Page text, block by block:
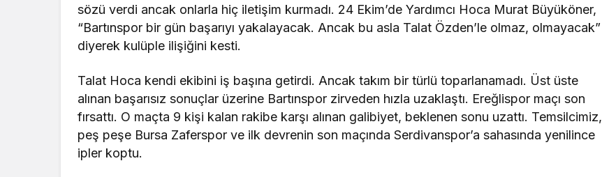
sözü verdi ancak onlarla hiç iletişim kurmadı. 24 Ekim’de Yardımcı Hoca Murat Büyüköner,
“Bartınspor bir gün başarıyı yakalayacak. Ancak bu asla Talat Özden’le olmaz, olmayacak”
diyerek kulüple ilişiğini kesti.
Talat Hoca kendi ekibini iş başına getirdi. Ancak takım bir türlü toparlanamadı. Üst üste
alınan başarısız sonuçlar üzerine Bartınspor zirveden hızla uzaklaştı. Ereğlispor maçı son
fırsattı. O maçta 9 kişi kalan rakibe karşı alınan galibiyet, beklenen sonu uzattı. Temsilcimiz,
peş peşe Bursa Zaferspor ve ilk devrenin son maçında Serdivanspor’a sahasında yenilince
ipler koptu.